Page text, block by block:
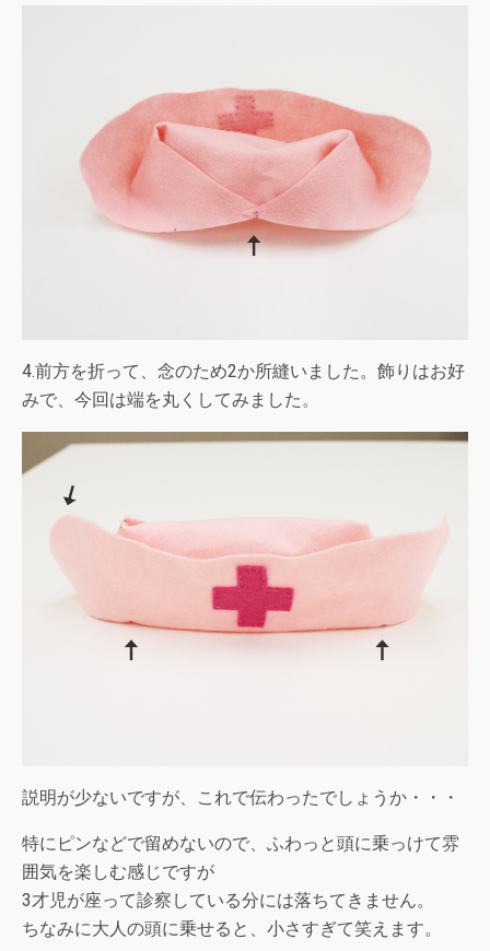
4.前方を折って、念のため2か所縫いました。飾りはお好
みで、今回は端を丸くしてみました。
説明が少ないですが、これで伝わったでしょうか・・・
特にピンなどで留めないので、ふわっと頭に乗っけて雰
囲気を楽しむ感じですが
3才児が座って診察している分には落ちてきません。
ちなみに大人の頭に乗せると、小さすぎて笑えます。